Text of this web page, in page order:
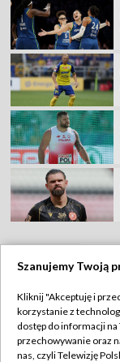
Szanujemy Twoją
Kliknij "Akceptuję i
korzystanie z
dostęp do informacji
przechowywanie oraz
nas, czyli Telewizję